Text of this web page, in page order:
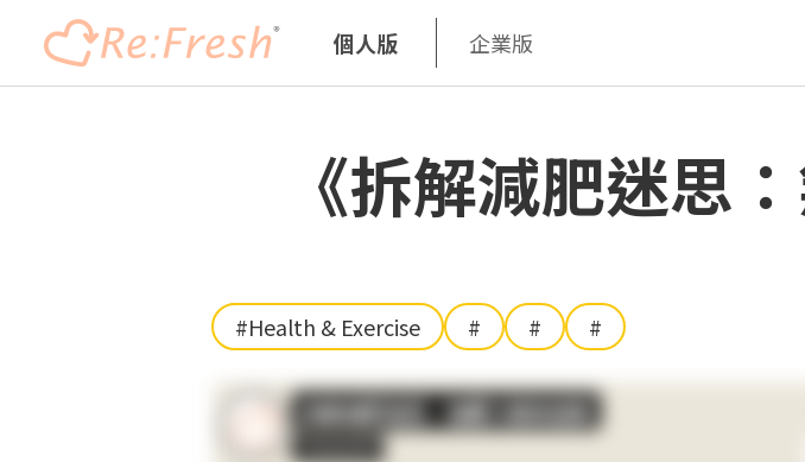
個人版 企業版
《拆解減肥迷思
#Health & Exercise # # #